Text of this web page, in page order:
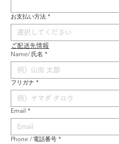
お支払い方法 *
ご配送先情報
Name/ 氏名 *
フリガナ *
Email *
Phone / 電話番号 *